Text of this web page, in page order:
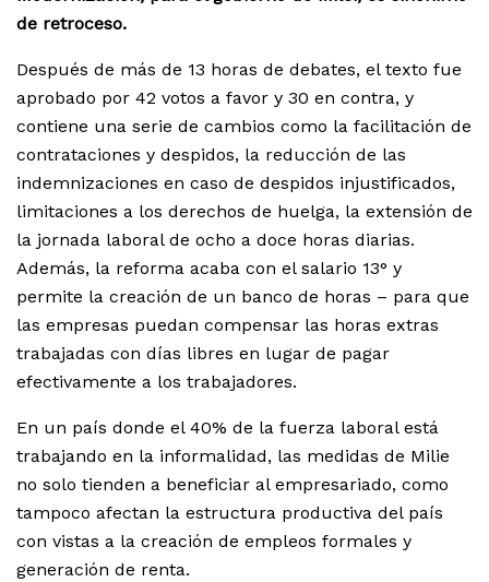
de retroceso.
Después de más de 13 horas de debates, el texto fue
aprobado por 42 votos a favor y 30 en contra, y
contiene una serie de cambios como la facilitación de
contrataciones y despidos, la reducción de las
indemnizaciones en caso de despidos injustificados,
limitaciones a los derechos de huelga, la extensión de
la jornada laboral de ocho a doce horas diarias.
Además, la reforma acaba con el salario 13° y
permite la creación de un banco de horas – para que
las empresas puedan compensar las horas extras
trabajadas con días libres en lugar de pagar
efectivamente a los trabajadores.
En un país donde el 40% de la fuerza laboral está
trabajando en la informalidad, las medidas de Milie
no solo tienden a beneficiar al empresariado, como
tampoco afectan la estructura productiva del país
con vistas a la creación de empleos formales y
generación de renta.